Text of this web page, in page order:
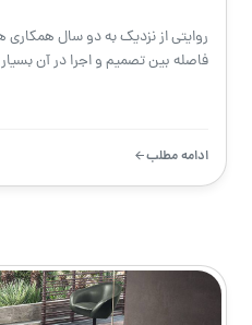
روایتی از نزدیک به دو سال
فاصله بین تصمیم و اجرا در آن
ادامه مطلب